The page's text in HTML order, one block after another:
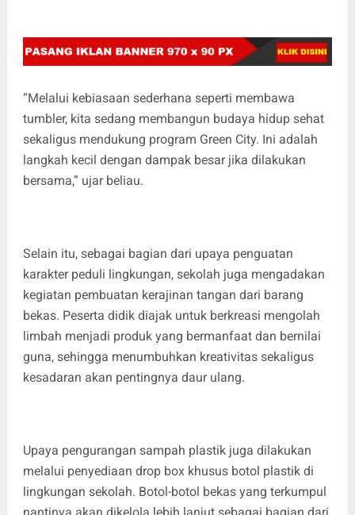
“Melalui kebiasaan sederhana seperti membawa
tumbler, kita sedang membangun budaya hidup sehat
sekaligus mendukung program Green City. Ini adalah
langkah kecil dengan dampak besar jika dilakukan
bersama,” ujar beliau.
Selain itu, sebagai bagian dari upaya penguatan
karakter peduli lingkungan, sekolah juga mengadakan
kegiatan pembuatan kerajinan tangan dari barang
bekas. Peserta didik diajak untuk berkreasi mengolah
limbah menjadi produk yang bermanfaat dan bernilai
guna, sehingga menumbuhkan kreativitas sekaligus
kesadaran akan pentingnya daur ulang.
Upaya pengurangan sampah plastik juga dilakukan
melalui penyediaan drop box khusus botol plastik di
lingkungan sekolah. Botol-botol bekas yang terkumpul